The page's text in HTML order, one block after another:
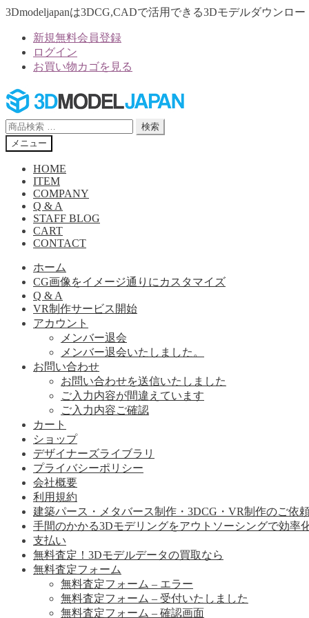
3Dmodeljapanは3DCG,CADで活用できる3Dモデルダウンロー
新規無料会員登録
ログイン
お買い物カゴを見る
ナ
ビ
ゲ
ー
シ
コ
ン
テ
ン
ツ
検
索
対
検索
メニュー
HOME
ITEM
COMPANY
Q & A
STAFF BLOG
CART
CONTACT
ホーム
CG画像をイメージ通りにカスタマイズ
Q & A
VR制作サービス開始
アカウント
メンバー退会
メンバー退会いたしました。
お問い合わせ
お問い合わせを送信いたしました
ご入力内容が間違えています
ご入力内容ご確認
カート
ショップ
デザイナーズライブラリ
プライバシーポリシー
会社概要
利用規約
建築パース・メタバース制作・3DCG・VR制作のご依
手間のかかる3Dモデリングをアウトソーシングで効率
支払い
無料査定！3Dモデルデータの買取なら
無料査定フォーム
無料査定フォーム – エラー
無料査定フォーム – 受付いたしました
無料査定フォーム – 確認画面